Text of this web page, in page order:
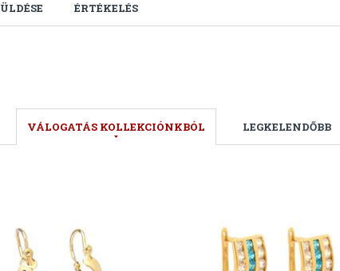
ÉRTÉKELÉS
VÁLOGATÁS KOLLEKCIÓNKBÓL LEGKELENDŐBB